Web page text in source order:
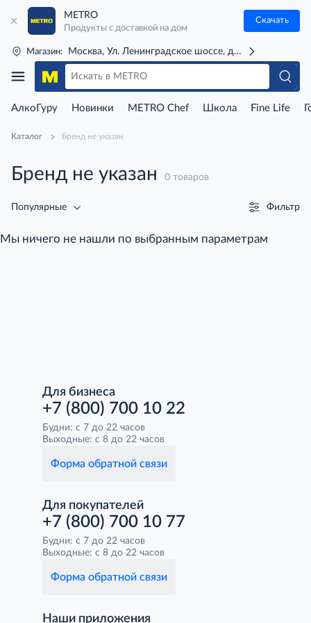
METRO
Продукты с доставкой на дом
Скачать
Магазин: Москва, Ул. Ленинградское шоссе, д. 71Г (м. Речной
АлкоГуру Новинки METRO Chef Школа Fine Life
Каталог Бренд не указан
Бренд не указан 0 товаров
Популярные Фильтр
Мы ничего не нашли по выбранным параметрам
Для бизнеса
+7 (800) 700 10 22
Будни: с 7 до 22 часов
Выходные: с 8 до 22 часов
Форма обратной связи
Для покупателей
+7 (800) 700 10 77
Будни: с 7 до 22 часов
Выходные: с 8 до 22 часов
Форма обратной связи
Наши приложения